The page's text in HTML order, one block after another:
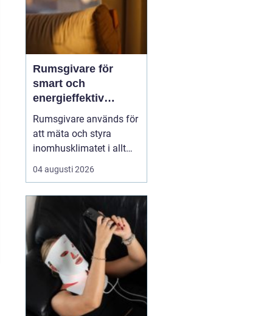
Rumsgivare för
smart och
energieffektiv
styrning av
inomhusklimat
Rumsgivare används för
att mäta och styra
inomhusklimatet i allt
från bostäder och kontor
till skolor, sjukhus och
kombinera enkla
sensorer med
genomtänkt reglering
kan man få jämnare te...
04 augusti 2026